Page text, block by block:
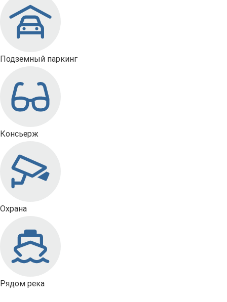
Подземный паркинг
Консьерж
Охрана
Рядом река